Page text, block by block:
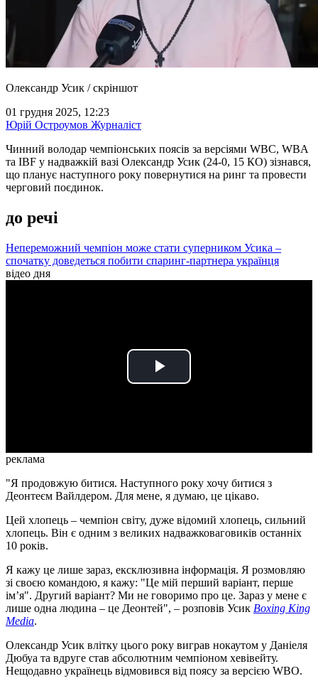
Олександр Усик / скріншот
01 грудня 2025, 12:23
Юрій Остроумов Журналіст
Чинний володар чемпіонських поясів за версіями WBC, WBA
та IBF у надважкій вазі Олександр Усик (24-0, 15 КО) зізнався,
що планує наступного року повернутися на ринг та провести
черговий поєдинок.
до речі
Непереможний чемпіон може стати суперником Усика –
спочатку доведеться побити спаринг-партнера українця
відео дня
Play
реклама
"Я продовжую битися. Наступного року хочу битися з
Деонтеєм Вайлдером. Для мене, я думаю, це цікаво.
Цей хлопець – чемпіон світу, дуже відомий хлопець, сильний
хлопець. Він є одним з великих надважковаговиків останніх
10 років.
Я кажу це лише зараз, ексклюзивна інформація. Я розмовляю
зі своєю командою, я кажу: "Це мій перший варіант, перше
ім’я". Другий варіант? Ми не говоримо про це. Зараз у мене є
лише одна людина – це Деонтей", – розповів Усик Boxing King
Media.
Олександр Усик влітку цього року виграв нокаутом у Даніеля
Дюбуа та вдруге став абсолютним чемпіоном хевівейту.
Нещодавно українець відмовився від поясу за версією WBO.